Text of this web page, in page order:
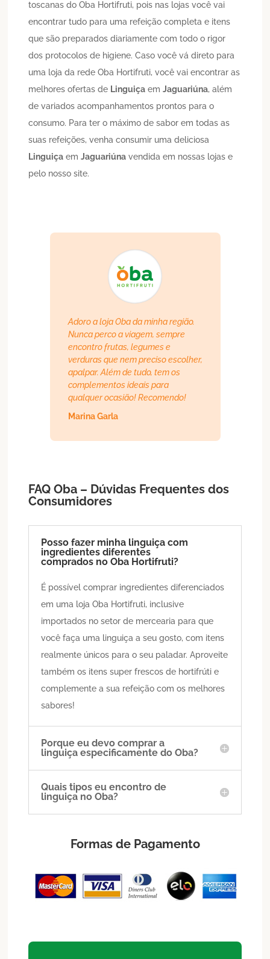
toscanas do Oba Hortifruti, pois nas lojas você vai
encontrar tudo para uma refeição completa e itens
que são preparados diariamente com todo o rigor
dos protocolos de higiene. Caso você vá direto para
uma loja da rede Oba Hortifruti, você vai encontrar as
melhores ofertas de Linguiça emJaguariúna, além
de variados acompanhamentos prontos para o
consumo. Para ter o máximo de sabor em todas as
suas refeições, venha consumir uma deliciosa
Linguiça emJaguariúna vendida em nossas lojas e
pelo nosso site.
Adoro a loja Oba da minha região.
Nunca perco a viagem, sempre
encontro frutas, legumes e
verduras que nem preciso escolher,
apalpar. Além de tudo, tem os
complementos ideais para
qualquer ocasião! Recomendo!
Marina Garla
FAQ Oba – Dúvidas Frequentes dos
Consumidores
Posso fazer minha linguiça com
ingredientes diferentes
comprados no Oba Hortifruti?
É possível comprar ingredientes diferenciados
em uma loja Oba Hortifruti, inclusive
importados no setor de mercearia para que
você faça uma linguiça a seu gosto, com itens
realmente únicos para o seu paladar. Aproveite
também os itens super frescos de hortifrúti e
complemente a sua refeição com os melhores
sabores!
Porque eu devo comprar a
linguiça especificamente do Oba?
Quais tipos eu encontro de
linguiça no Oba?
Formas de Pagamento